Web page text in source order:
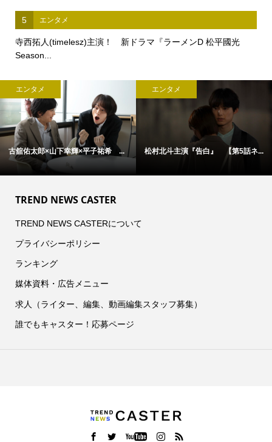
5 エンタメ
寺西拓人(timelesz)主演！ 新ドラマ『ラーメンD 松平國光
Season...
エンタメ
古舘佑太郎×山下幸輝×平子祐希 ...
エンタメ
松村北斗主演『告白』 【第5話ネ...
TREND NEWS CASTER
TREND NEWS CASTERについて
プライバシーポリシー
ランキング
媒体資料・広告メニュー
求人（ライター、編集、動画編集スタッフ募集）
誰でもキャスター！応募ページ